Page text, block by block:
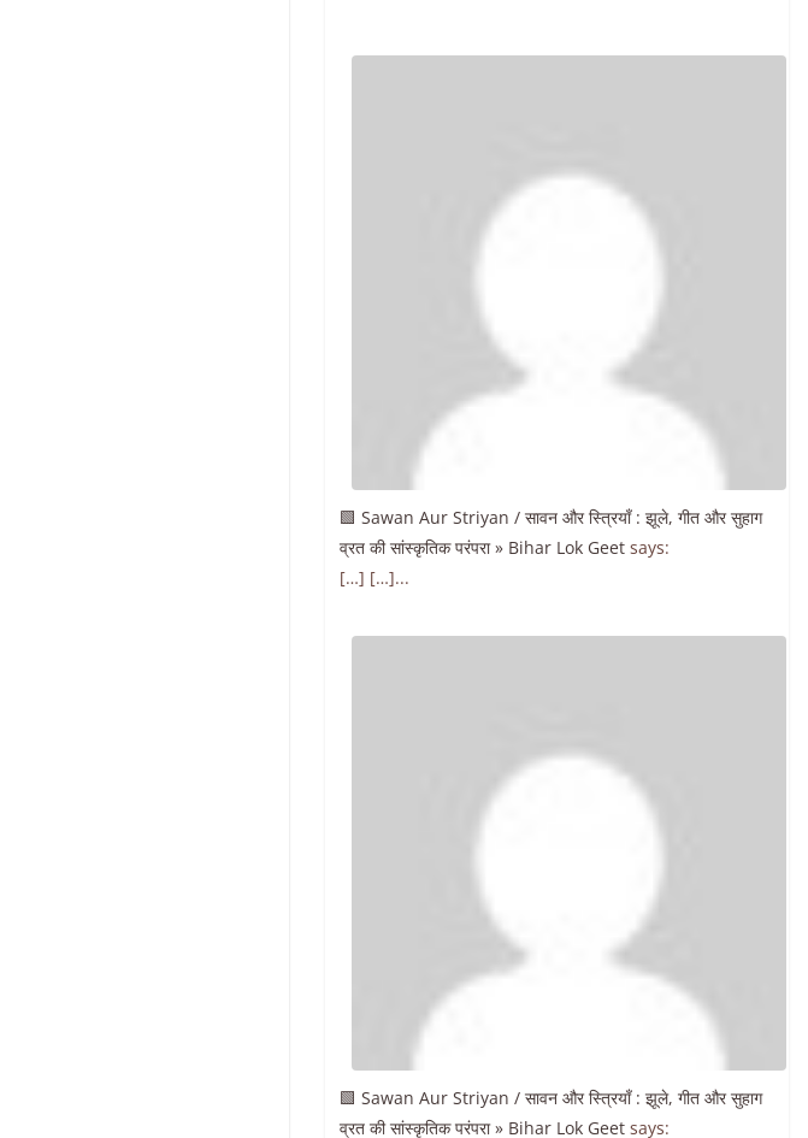
🟩 Sawan Aur Striyan / सावन और स्त्रियाँ : झूले, गीत और सुहाग
व्रत की सांस्कृतिक परंपरा » Bihar Lok Geet says:
[…] […]...
🟩 Sawan Aur Striyan / सावन और स्त्रियाँ : झूले, गीत और सुहाग
व्रत की सांस्कृतिक परंपरा » Bihar Lok Geet says: